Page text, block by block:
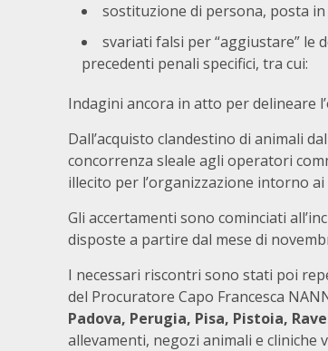
sostituzione di persona, posta
svariati falsi per “aggiustare” le
precedenti penali specifici, tra cui:
Indagini ancora in atto per delineare
Dall’acquisto clandestino di animali
concorrenza sleale agli operatori
illecito per l’organizzazione intorno
Gli accertamenti sono cominciati
disposte a partire dal mese di
I necessari riscontri sono stati poi
del Procuratore Capo Francesca
Padova, Perugia, Pisa, Pistoia,
allevamenti, negozi animali e cliniche